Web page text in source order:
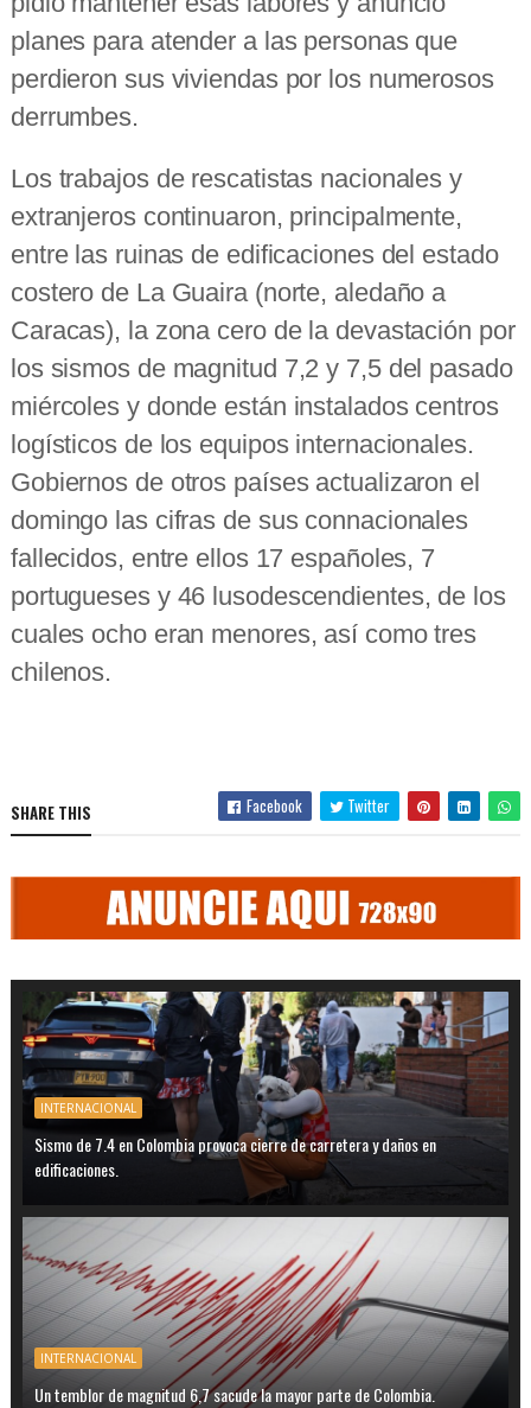
planes para atender a las personas que
perdieron sus viviendas por los numerosos
derrumbes.
Los trabajos de rescatistas nacionales y
extranjeros continuaron, principalmente,
entre las ruinas de edificaciones del estado
costero de La Guaira (norte, aledaño a
Caracas), la zona cero de la devastación por
los sismos de magnitud 7,2 y 7,5 del pasado
miércoles y donde están instalados centros
logísticos de los equipos internacionales.
Gobiernos de otros países actualizaron el
domingo las cifras de sus connacionales
fallecidos, entre ellos 17 españoles, 7
portugueses y 46 lusodescendientes, de los
cuales ocho eran menores, así como tres
chilenos.
SHARE THIS Facebook Twitter
INTERNACIONAL
Sismo de 7.4 en Colombia provoca cierre de carretera y daños en
edificaciones.
INTERNACIONAL
Un temblor de magnitud 6,7 sacude la mayor parte de Colombia.